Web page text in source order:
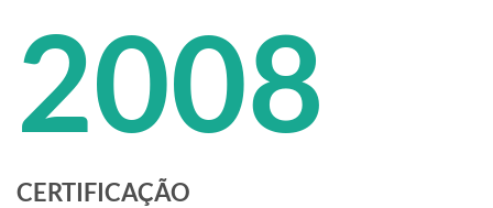
2008
CERTIFICAÇÃO